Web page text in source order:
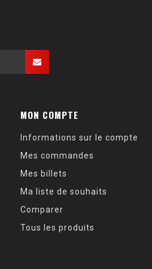
MON COMPTE
Informations sur le compte
Mes commandes
Mes billets
Ma liste de souhaits
Comparer
Tous les produits